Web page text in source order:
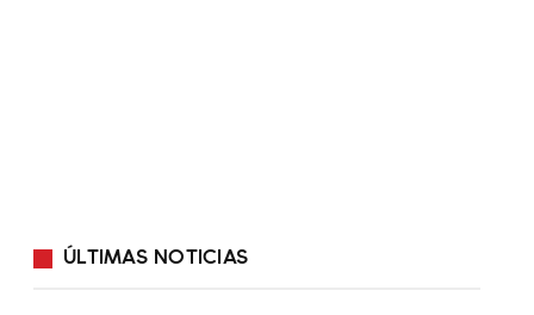
ÚLTIMAS NOTICIAS